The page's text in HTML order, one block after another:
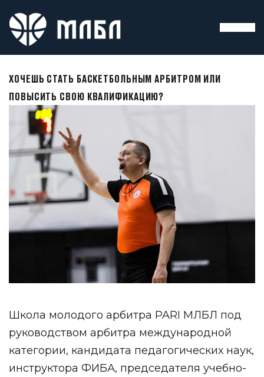
ХОЧЕШЬ СТАТЬ БАСКЕТБОЛЬНЫМ АРБИТРОМ ИЛИ
ПОВЫСИТЬ СВОЮ КВАЛИФИКАЦИЮ?
Школа молодого арбитра PARI МЛБЛ под
руководством арбитра международной
категории, кандидата педагогических наук,
инструктора ФИБА, председателя учебно-